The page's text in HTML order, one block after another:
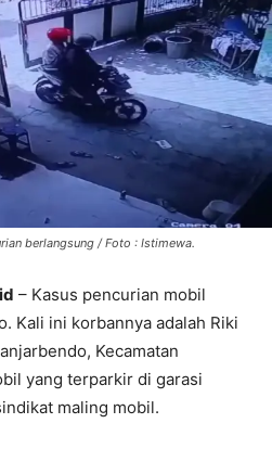
berlangsung / Foto : Istimewa.
– Kasus pencurian mobil
Kali ini korbannya adalah Riki
Kecamatan
yang terparkir di garasi
maling mobil.